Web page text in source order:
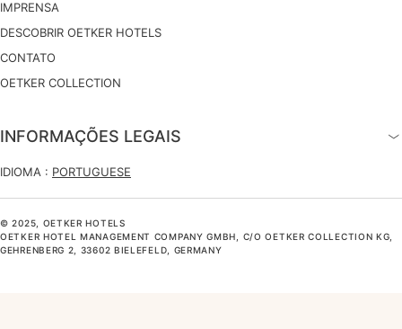
IMPRENSA
DESCOBRIR OETKER HOTELS
CONTATO
OETKER COLLECTION
INFORMAÇÕES LEGAIS
IDIOMA : PORTUGUESE
© 2025, OETKER HOTELS
OETKER HOTEL MANAGEMENT COMPANY GMBH, C/O OETKER COLLECTION KG,
GEHRENBERG 2, 33602 BIELEFELD, GERMANY